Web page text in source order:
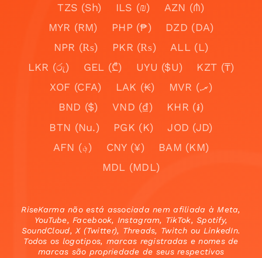
TZS (Sh)
ILS (₪)
AZN (₼)
MYR (RM)
PHP (₱)
DZD (DA)
NPR (₨)
PKR (₨)
ALL (L)
LKR (රු)
GEL (₾) UYU ($U)
KZT (₸)
XOF (CFA)
LAK (₭)
MVR (.ރ)
BND ($)
VND (₫)
KHR (៛)
BTN (Nu.)
PGK (K)
JOD (JD)
AFN (؋)
CNY (¥)
BAM (KM)
MDL (MDL)
RiseKarma não está associada nem afiliada à Meta,
YouTube, Facebook, Instagram, TikTok, Spotify,
SoundCloud, X (Twitter), Threads, Twitch ou LinkedIn.
Todos os logotipos, marcas registradas e nomes de
marcas são propriedade de seus respectivos